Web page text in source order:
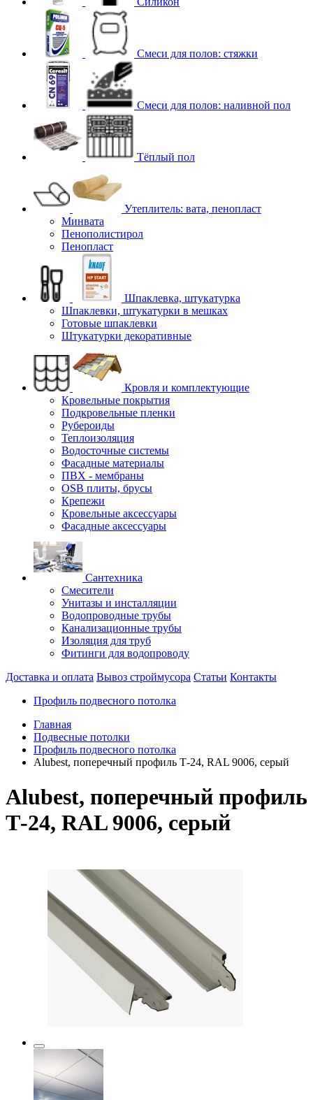
Смеси для полов: стяжки
Смеси для полов: наливной пол
Тёплый пол
Утеплитель: вата, пенопласт
Минвата
Пенополистирол
Пенопласт
Шпаклевка, штукатурка
Шпаклевки, штукатурки в мешках
Готовые шпаклевки
Штукатурки декоративные
Кровля и комплектующие
Кровельные покрытия
Подкровельные пленки
Рубероиды
Теплоизоляция
Водосточные системы
Фасадные материалы
ПВХ - мембраны
OSB плиты, брусы
Крепежи
Кровельные аксессуары
Фасадные аксессуары
Сантехника
Смесители
Унитазы и инсталляции
Водопроводные трубы
Канализационные трубы
Изоляция для труб
Фитинги для водопроводу
Доставка и оплата Вывоз строймусора Статьи Контакты
Профиль подвесного потолка
Главная
Подвесные потолки
Профиль подвесного потолка
Alubest, поперечный профиль Т-24, RAL 9006, серый
Alubest, поперечный профиль
Т-24, RAL 9006, серый